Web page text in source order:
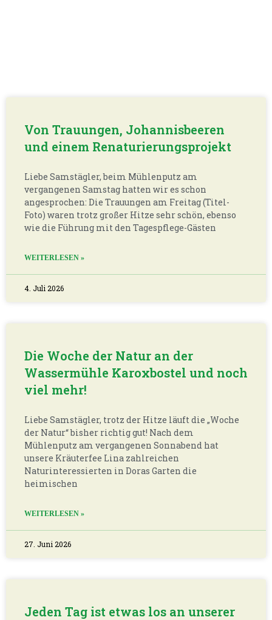
Von Trauungen, Johannisbeeren
und einem Renaturierungsprojekt
Liebe Samstägler, beim Mühlenputz am
vergangenen Samstag hatten wir es schon
angesprochen: Die Trauungen am Freitag (Titel-
Foto) waren trotz großer Hitze sehr schön, ebenso
wie die Führung mit den Tagespflege-Gästen
WEITERLESEN »
4. Juli 2026
Die Woche der Natur an der
Wassermühle Karoxbostel und noch
viel mehr!
Liebe Samstägler, trotz der Hitze läuft die „Woche
der Natur“ bisher richtig gut! Nach dem
Mühlenputz am vergangenen Sonnabend hat
unsere Kräuterfee Lina zahlreichen
Naturinteressierten in Doras Garten die
heimischen
WEITERLESEN »
27. Juni 2026
Jeden Tag ist etwas los an unserer